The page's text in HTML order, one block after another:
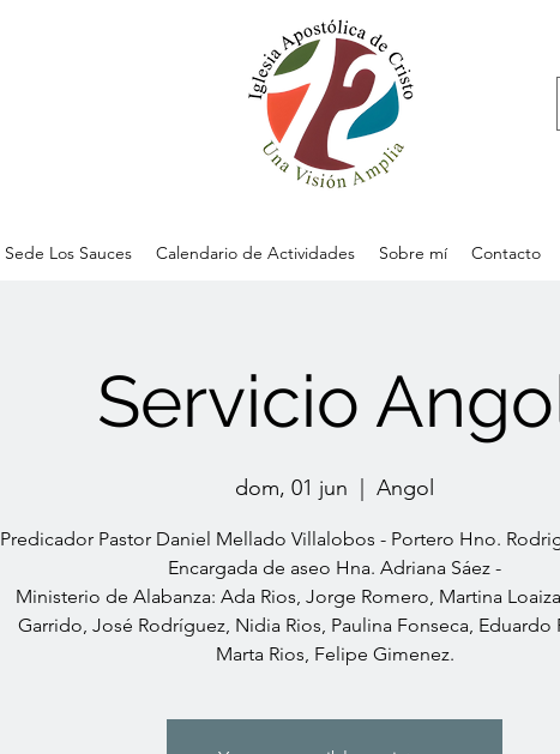
Sede Los Sauces Calendario de Actividades Sobre mí Contacto
Servicio
dom, 01 jun Angol
Predicador Pastor Daniel Mellado Villalobos - Portero Hno.
Encargada de aseo Hna. Adriana Sáez -
Ministerio de Alabanza: Ada Rios, Jorge Romero, Martina
Garrido, José Rodríguez, Nidia Rios, Paulina Fonseca, Eduardo
Marta Rios, Felipe Gimenez.